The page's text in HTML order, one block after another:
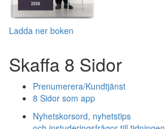
Ladda ner boken
Skaffa 8 Sidor
Prenumerera/Kundtjänst
8 Sidor som app
Nyhetskorsord, nyhetstips